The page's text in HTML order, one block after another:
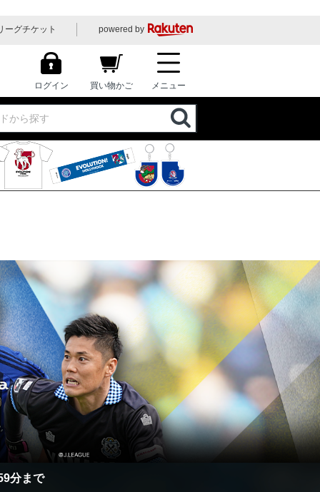
ーグチケット powered by
ログイン 買い物かご メニュー
分まで